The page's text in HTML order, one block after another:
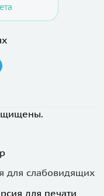
для слабовидящих
для печати